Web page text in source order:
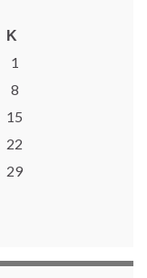
Κ
1
8
15
22
29